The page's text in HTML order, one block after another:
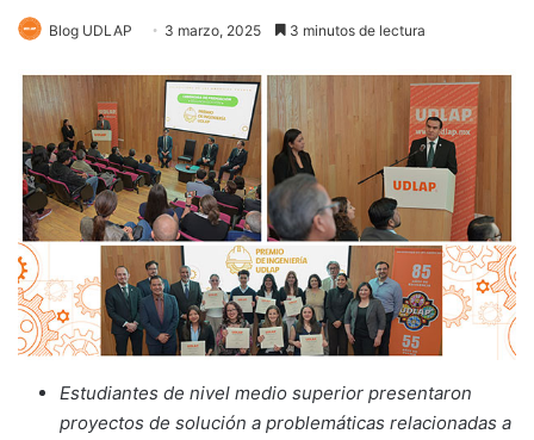
Blog UDLAP 3 marzo, 2025 3 minutos de lectura
Estudiantes de nivel medio superior presentaron
proyectos de solución a problemáticas relacionadas a